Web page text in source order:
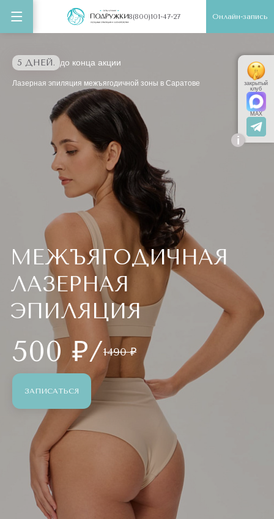
8(800)101-47-27 Онлайн-запись
5 ДНЕЙ. до конца акции
Лазерная эпиляция межъягодичной зоны в Саратове
МЕЖЪЯГОДИЧНАЯ
ЛАЗЕРНАЯ
ЭПИЛЯЦИЯ
500 ₽/1490 ₽
ЗАПИСАТЬСЯ
i
закрытый
клуб
MAX